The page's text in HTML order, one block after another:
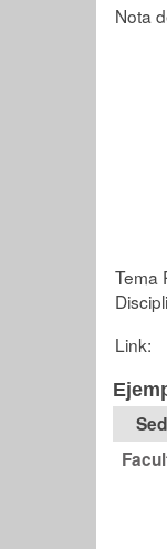
Nota
Tema
Link: